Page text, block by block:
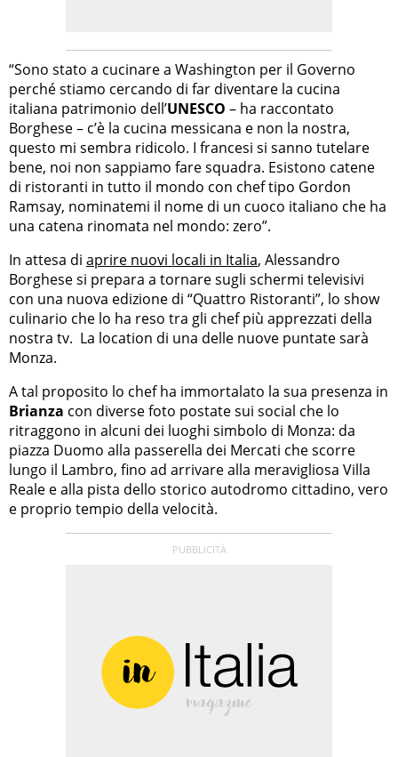
“Sono stato a cucinare a Washington per il Governo
perché stiamo cercando di far diventare la cucina
italiana patrimonio dell’UNESCO – ha raccontato
Borghese – c’è la cucina messicana e non la nostra,
questo mi sembra ridicolo. I francesi si sanno tutelare
bene, noi non sappiamo fare squadra. Esistono catene
di ristoranti in tutto il mondo con chef tipo Gordon
Ramsay, nominatemi il nome di un cuoco italiano che ha
una catena rinomata nel mondo: zero”.
In attesa di aprire nuovi locali in Italia, Alessandro
Borghese si prepara a tornare sugli schermi televisivi
con una nuova edizione di “Quattro Ristoranti”, lo show
culinario che lo ha reso tra gli chef più apprezzati della
nostra tv. La location di una delle nuove puntate sarà
Monza.
A tal proposito lo chef ha immortalato la sua presenza in
Brianza con diverse foto postate sui social che lo
ritraggono in alcuni dei luoghi simbolo di Monza: da
piazza Duomo alla passerella dei Mercati che scorre
lungo il Lambro, fino ad arrivare alla meravigliosa Villa
Reale e alla pista dello storico autodromo cittadino, vero
e proprio tempio della velocità.